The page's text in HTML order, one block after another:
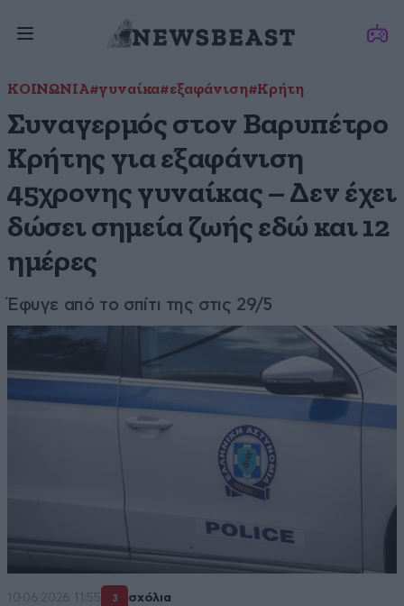
ΚΟΙΝΩΝΙΑ#γυναίκα#εξαφάνιση#Κρήτη
Συναγερμός στον Βαρυπέτρο
Κρήτης για εξαφάνιση
45χρονης γυναίκας – Δεν έχει
δώσει σημεία ζωής εδώ και 12
ημέρες
Έφυγε από το σπίτι της στις 29/5
10·06·2026 11:55 3 σχόλια